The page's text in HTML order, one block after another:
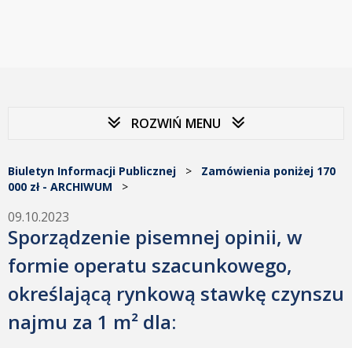
ROZWIŃ MENU
Biuletyn Informacji Publicznej > Zamówienia poniżej 170
000 zł - ARCHIWUM >
09.10.2023
Sporządzenie pisemnej opinii, w
formie operatu szacunkowego,
określającą rynkową stawkę czynszu
najmu za 1 m² dla: